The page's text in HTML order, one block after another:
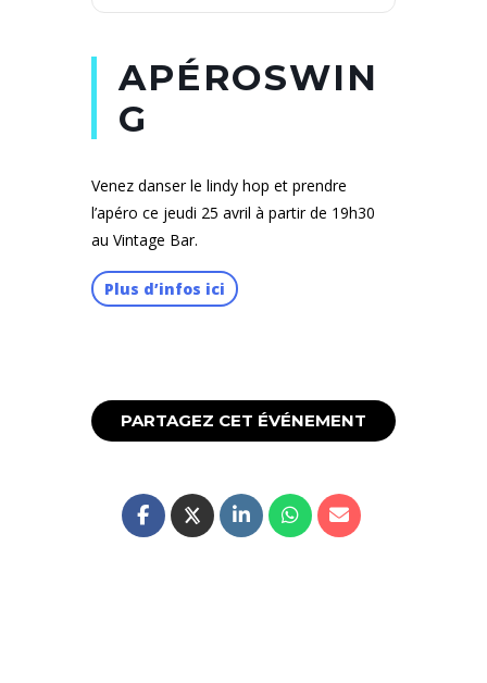
APÉROSWIN
G
Venez danser le lindy hop et prendre
l’apéro ce jeudi 25 avril à partir de 19h30
au Vintage Bar.
Plus d’infos ici
PARTAGEZ CET ÉVÉNEMENT